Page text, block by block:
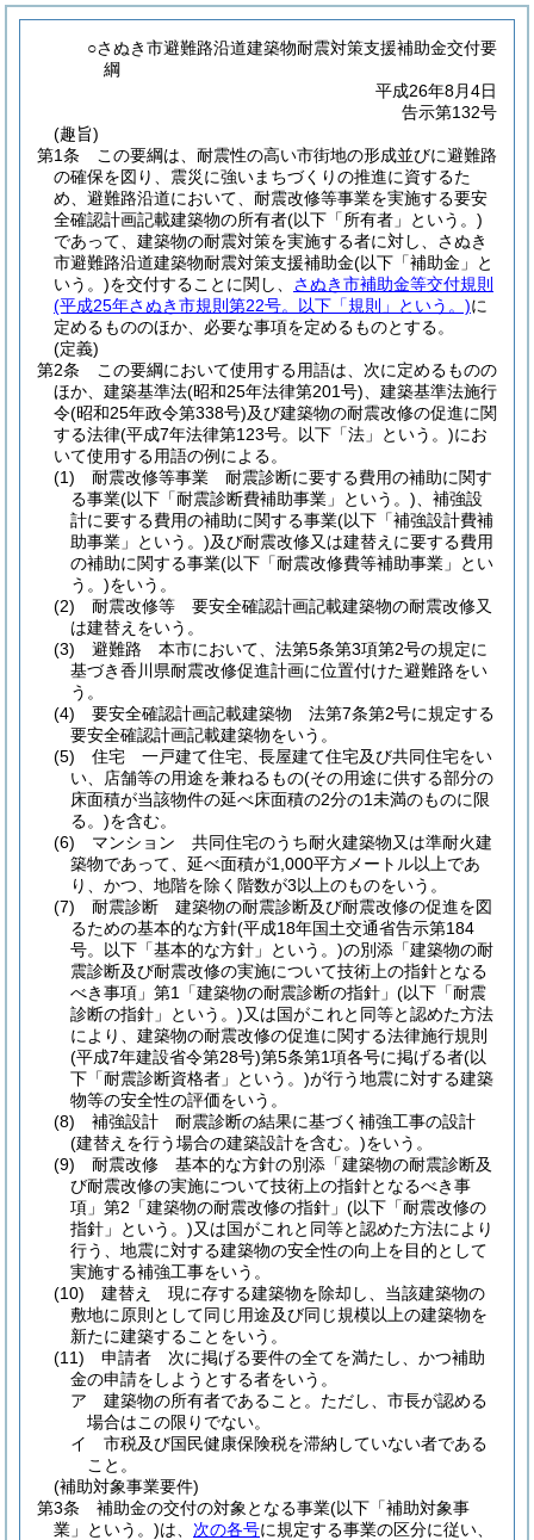
○さぬき市避難路沿道建築物耐震対策支援補助金交付要
綱
平成26年8月4日
告示第132号
(趣旨)
第1条
この要綱は、耐震性の高い市街地の形成並びに避難路
の確保を図り、震災に強いまちづくりの推進に資するた
め、避難路沿道において、耐震改修等事業を実施する要安
全確認計画記載建築物の所有者(以下「所有者」という。)
であって、建築物の耐震対策を実施する者に対し、さぬき
市避難路沿道建築物耐震対策支援補助金(以下「補助金」と
いう。)を交付することに関し、 さぬき市補助金等交付規則
(平成25年さぬき市規則第22号。以下「規則」という。)に
定めるもののほか、必要な事項を定めるものとする。
(定義)
第2条
この要綱において使用する用語は、次に定めるものの
ほか、建築基準法(昭和25年法律第201号) 、建築基準法施行
令(昭和25年政令第338号)及び建築物の耐震改修の促進に関
する法律(平成7年法律第123号。以下「法」という。)にお
いて使用する用語の例による。
(1)
耐震改修等事業 耐震診断に要する費用の補助に関す
る事業(以下「耐震診断費補助事業」という。) 、補強設
計に要する費用の補助に関する事業(以下「補強設計費補
助事業」という。)及び耐震改修又は建替えに要する費用
の補助に関する事業(以下「耐震改修費等補助事業」とい
う。)をいう。
(2)
耐震改修等 要安全確認計画記載建築物の耐震改修又
は建替えをいう。
(3)
避難路 本市において、法第5条第3項第2号の規定に
基づき香川県耐震改修促進計画に位置付けた避難路をい
う。
(4)
要安全確認計画記載建築物 法第7条第2号に規定する
要安全確認計画記載建築物をいう。
(5)
住宅 一戸建て住宅、長屋建て住宅及び共同住宅をい
い、店舗等の用途を兼ねるもの(その用途に供する部分の
床面積が当該物件の延べ床面積の2分の1未満のものに限
る。)を含む。
(6)
マンション 共同住宅のうち耐火建築物又は準耐火建
築物であって、延べ面積が1,000平方メートル以上であ
り、かつ、地階を除く階数が3以上のものをいう。
(7)
耐震診断 建築物の耐震診断及び耐震改修の促進を図
るための基本的な方針(平成18年国土交通省告示第184
号。以下「基本的な方針」という。)の別添「建築物の耐
震診断及び耐震改修の実施について技術上の指針となる
べき事項」第1「建築物の耐震診断の指針」 (以下「耐震
診断の指針」という。)又は国がこれと同等と認めた方法
により、建築物の耐震改修の促進に関する法律施行規則
(平成7年建設省令第28号)第5条第1項各号に掲げる者(以
下「耐震診断資格者」という。)が行う地震に対する建築
物等の安全性の評価をいう。
(8)
補強設計 耐震診断の結果に基づく補強工事の設計
(建替えを行う場合の建築設計を含む。)をいう。
(9)
耐震改修 基本的な方針の別添「建築物の耐震診断及
び耐震改修の実施について技術上の指針となるべき事
項」第2「建築物の耐震改修の指針」 (以下「耐震改修の
指針」という。)又は国がこれと同等と認めた方法により
行う、地震に対する建築物の安全性の向上を目的として
実施する補強工事をいう。
(10)
建替え 現に存する建築物を除却し、当該建築物の
敷地に原則として同じ用途及び同じ規模以上の建築物を
新たに建築することをいう。
(11)
申請者 次に掲げる要件の全てを満たし、かつ補助
金の申請をしようとする者をいう。
ア
建築物の所有者であること。 ただし、市長が認める
場合はこの限りでない。
イ
市税及び国民健康保険税を滞納していない者である
こと。
(補助対象事業要件)
第3条
補助金の交付の対象となる事業(以下「補助対象事
業」という。)は、 次の各号に規定する事業の区分に従い、